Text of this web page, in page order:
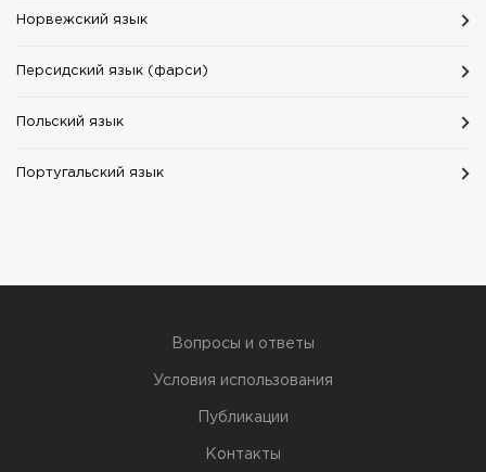
Норвежский язык
Персидский язык (фарси)
Польский язык
Португальский язык
Вопросы и ответы
Условия использования
Публикации
Контакты